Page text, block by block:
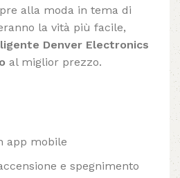
alla moda in tema di
la vità più facile,
Denver Electronics
al miglior prezzo.
app mobile
e spegnimento